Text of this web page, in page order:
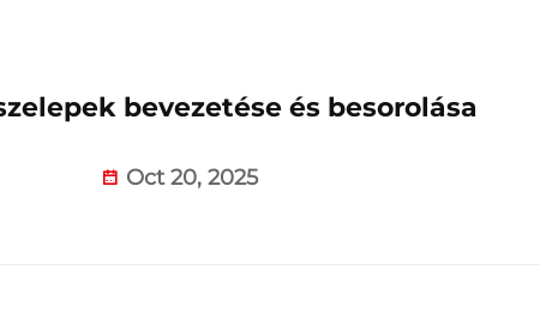
bevezetése és besorolása
Oct 20, 2025